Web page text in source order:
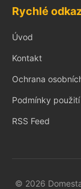
Rychlé
Úvod
Kontakt
Ochrana
Podmínky použití
RSS Feed
© 2026